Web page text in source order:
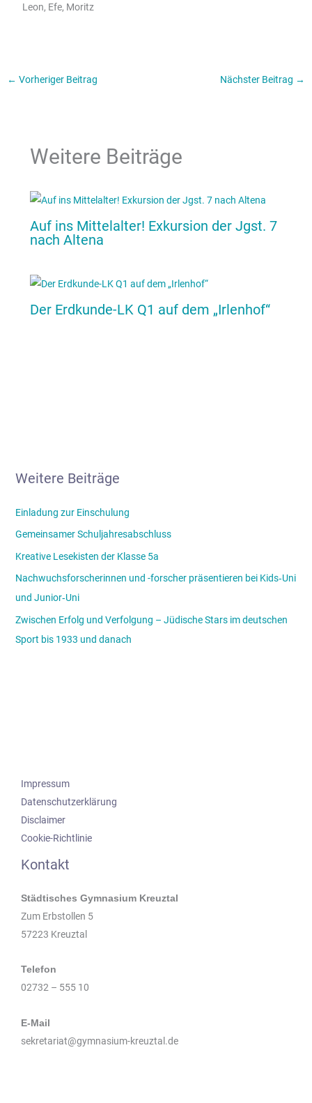
Leon, Efe, Moritz
← Vorheriger Beitrag Nächster Beitrag →
Weitere Beiträge
Auf ins Mittelalter! Exkursion der Jgst. 7
nach Altena
Der Erdkunde-LK Q1 auf dem „Irlenhof“
Weitere Beiträge
Einladung zur Einschulung
Gemeinsamer Schuljahresabschluss
Kreative Lesekisten der Klasse 5a
Nachwuchsforscherinnen und -forscher präsentieren bei Kids‑Uni
und Junior‑Uni
Zwischen Erfolg und Verfolgung – Jüdische Stars im deutschen
Sport bis 1933 und danach
Impressum
Datenschutzerklärung
Disclaimer
Cookie-Richtlinie
Kontakt
Städtisches Gymnasium Kreuztal
Zum Erbstollen 5
57223 Kreuztal
Telefon
02732 – 555 10
E-Mail
sekretariat@gymnasium-kreuztal.de